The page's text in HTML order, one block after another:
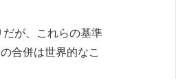
だが、これらの基準
合併は世界的なこ